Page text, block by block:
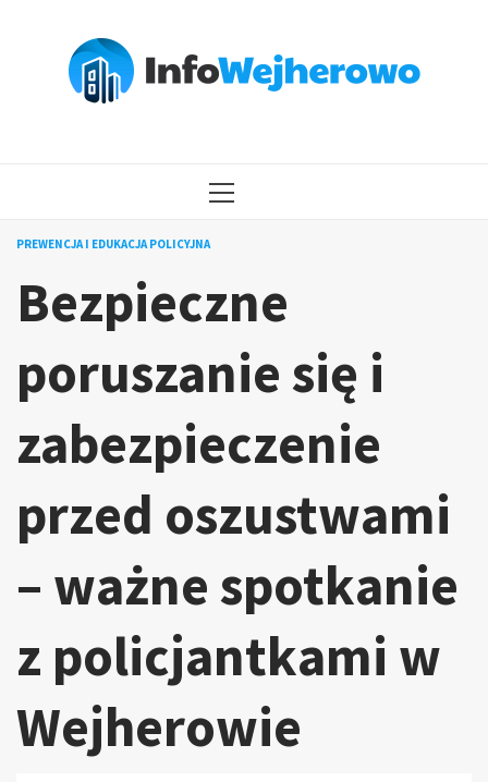
MENU
PREWENCJA I EDUKACJA POLICYJNA
Bezpieczne
poruszanie się i
zabezpieczenie
przed oszustwami
– ważne spotkanie
z policjantkami w
Wejherowie